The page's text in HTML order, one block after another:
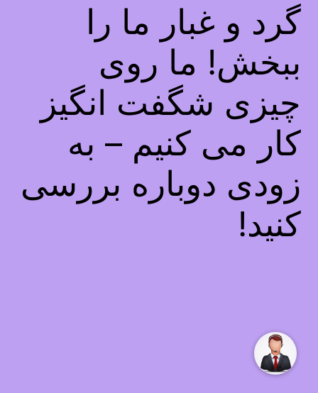
گرد و غبار ما را
ببخش! ما روی
چیزی شگفت انگیز
کار می کنیم – به
زودی دوباره بررسی
کنید!